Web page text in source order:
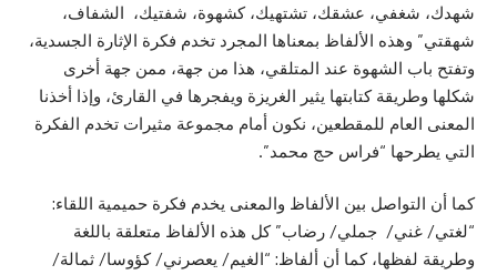
شهدك، شغفي، عشقك، تشتهيك، كشهوة، شفتيك، الشفاف،
شهقتي” وهذه الألفاظ بمعناها المجرد تخدم فكرة الإثارة الجسدية،
وتفتح باب الشهوة عند المتلقي، هذا من جهة، ممن جهة أخرى
شكلها وطريقة كتابتها يثير الغريزة ويفجرها في القارئ، وإذا أخذنا
المعنى العام للمقطعين، نكون أمام مجموعة مثيرات تخدم الفكرة
التي يطرحها “فراس حج محمد”.
كما أن التواصل بين الألفاظ والمعنى يخدم فكرة حميمية اللقاء:
“لغتي/ غني/ جملي/ رضاب” كل هذه الألفاظ متعلقة باللغة
وطريقة لفظها، كما أن ألفاظ: “الغيم/ يعصرني/ كؤوسا/ ثمالة/